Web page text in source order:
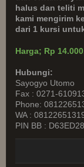
halus dan teliti
kami mengirim
dari 1 kursi
Harga; Rp
Hubungi:
Sayogyo Utomo
Fax : 0271-
Phone:
WA :
PIN BB :